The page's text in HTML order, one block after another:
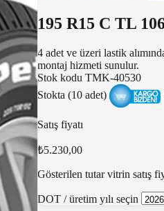
195 R15 C TL
4 adet ve üzeri lastik
montaj hizmeti sunulur.
Stok kodu TMK-40530
Stokta (10 adet)
Satış fiyatı
₺5.230,00
Gösterilen tutar vitrin satış
DOT / üretim yılı seçin